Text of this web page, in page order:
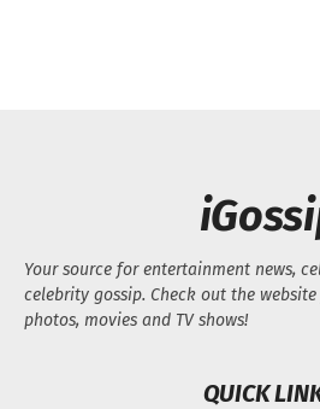
Your source for entertainment news,
celebrity gossip. Check out the
photos, movies and TV shows!
QUICK